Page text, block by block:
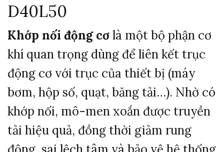
D40L50
Khớp nối động cơlà một bộ phận cơ
khí quan trọng dùng để liên kết trục
động cơ với trục của thiết bị (máy
bơm, hộp số, quạt, băng tải…). Nhờ có
khớp nối, mô-men xoắn được truyền
tải hiệu quả, đồng thời giảm rung